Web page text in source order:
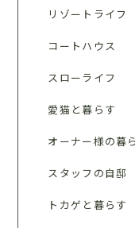
リゾートライフ
コートハウス
スローライフ
愛猫と暮らす
オーナー様の暮
スタッフの自邸
トカゲと暮らす